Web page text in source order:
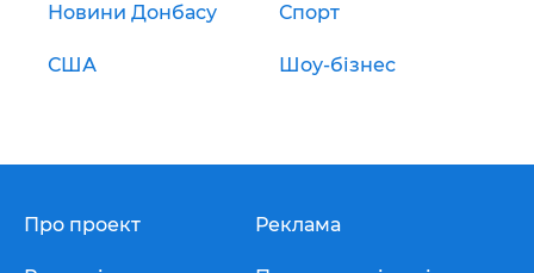
Новини Донбасу Спорт
США Шоу-бізнес
Про проект Реклама